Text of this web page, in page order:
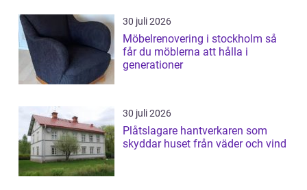
30 juli 2026
Möbelrenovering i stockholm så
får du möblerna att hålla i
generationer
30 juli 2026
Plåtslagare hantverkaren som
skyddar huset från väder och vind